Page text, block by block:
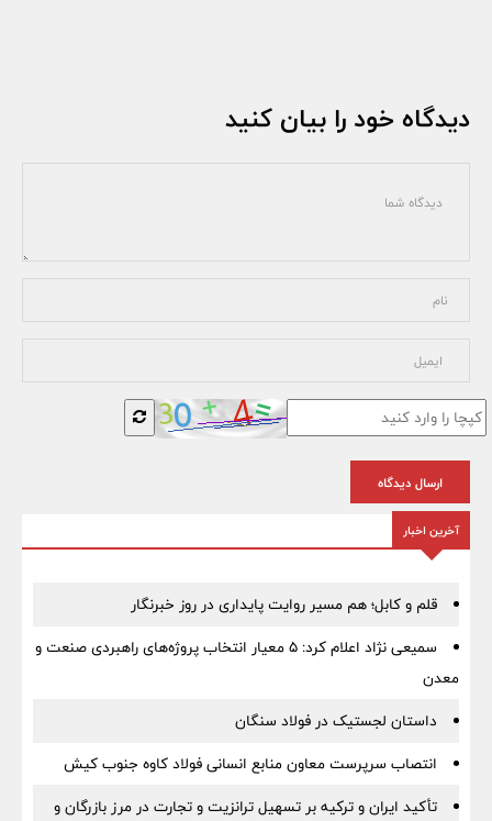
دیدگاه خود را بیان کنید
ارسال دیدگاه
آخرین اخبار
قلم و کابل؛ هم مسیر روایت پایداری در روز خبرنگار
سمیعی‌ نژاد اعلام کرد: 5 معیار انتخاب پروژه‌های راهبردی صنعت و
معدن
داستان لجستیک در فولاد سنگان
انتصاب سرپرست معاون منابع انسانی فولاد کاوه جنوب کیش
تأکید ایران و ترکیه بر تسهیل ترانزیت و تجارت در مرز بازرگان و